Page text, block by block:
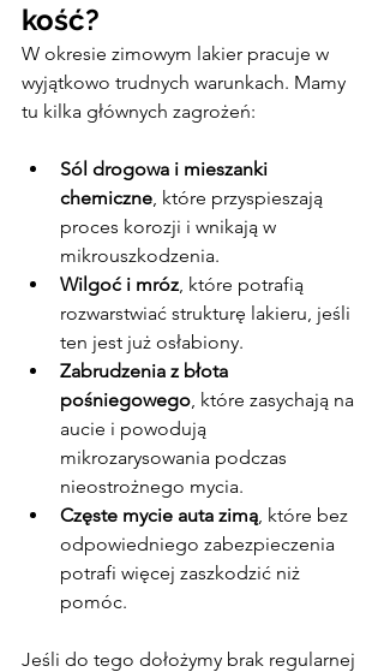
kość?
W okresie zimowym lakier pracuje w
wyjątkowo trudnych warunkach. Mamy
tu kilka głównych zagrożeń:
Sól drogowa i mieszanki
chemiczne , które przyspieszają
proces korozji i wnikają w
mikrouszkodzenia.
Wilgoć i mróz , które potrafią
rozwarstwiać strukturę lakieru, jeśli
ten jest już osłabiony.
Zabrudzenia z błota
pośniegowego , które zasychają na
aucie i powodują
mikrozarysowania podczas
nieostrożnego mycia.
Częste mycie auta zimą , które bez
odpowiedniego zabezpieczenia
potrafi więcej zaszkodzić niż
pomóc.
Jeśli do tego dołożymy brak regularnej